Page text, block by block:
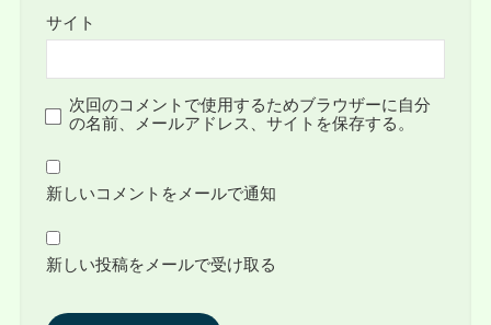
サイト
次回のコメントで使用するためブラウザーに自分
の名前、メールアドレス、サイトを保存する。
新しいコメントをメールで通知
新しい投稿をメールで受け取る